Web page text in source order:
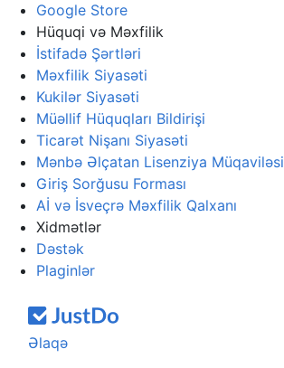
Google Store
Hüquqi və Məxfilik
İstifadə Şərtləri
Məxfilik Siyasəti
Kukilər Siyasəti
Müəllif Hüquqları Bildirişi
Ticarət Nişanı Siyasəti
Mənbə Əlçatan Lisenziya Müqaviləsi
Giriş Sorğusu Forması
Aİ və İsveçrə Məxfilik Qalxanı
Xidmətlər
Dəstək
Plaginlər
Əlaqə